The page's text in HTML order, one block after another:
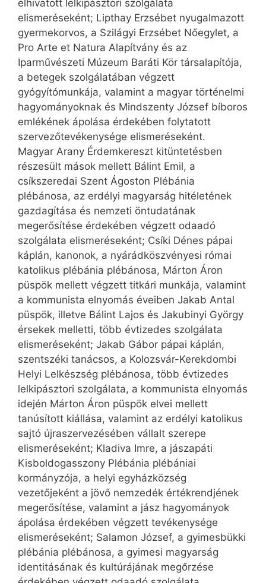
elhivatott lelkipásztori szolgálata
elismeréseként; Lipthay Erzsébet nyugalmazott
gyermekorvos, a Szilágyi Erzsébet Nőegylet, a
Pro Arte et Natura Alapítvány és az
Iparművészeti Múzeum Baráti Kör társalapítója,
a betegek szolgálatában végzett
gyógyítómunkája, valamint a magyar történelmi
hagyományoknak és Mindszenty József bíboros
emlékének ápolása érdekében folytatott
szervezőtevékenysége elismeréseként.
Magyar Arany Érdemkereszt kitüntetésben
részesült mások mellett Bálint Emil, a
csíkszeredai Szent Ágoston Plébánia
plébánosa, az erdélyi magyarság hitéletének
gazdagítása és nemzeti öntudatának
megerősítése érdekében végzett odaadó
szolgálata elismeréseként; Csíki Dénes pápai
káplán, kanonok, a nyárádköszvényesi római
katolikus plébánia plébánosa, Márton Áron
püspök mellett végzett titkári munkája, valamint
a kommunista elnyomás éveiben Jakab Antal
püspök, illetve Bálint Lajos és Jakubinyi György
érsekek melletti, több évtizedes szolgálata
elismeréseként; Jakab Gábor pápai káplán,
szentszéki tanácsos, a Kolozsvár-Kerekdombi
Helyi Lelkészség plébánosa, több évtizedes
lelkipásztori szolgálata, a kommunista elnyomás
idején Márton Áron püspök elvei mellett
tanúsított kiállása, valamint az erdélyi katolikus
sajtó újraszervezésében vállalt szerepe
elismeréseként; Kladiva Imre, a jászapáti
Kisboldogasszony Plébánia plébániai
kormányzója, a helyi egyházközség
vezetőjeként a jövő nemzedék értékrendjének
megerősítése, valamint a jász hagyományok
ápolása érdekében végzett tevékenysége
elismeréseként; Salamon József, a gyimesbükki
plébánia plébánosa, a gyimesi magyarság
identitásának és kultúrájának megőrzése